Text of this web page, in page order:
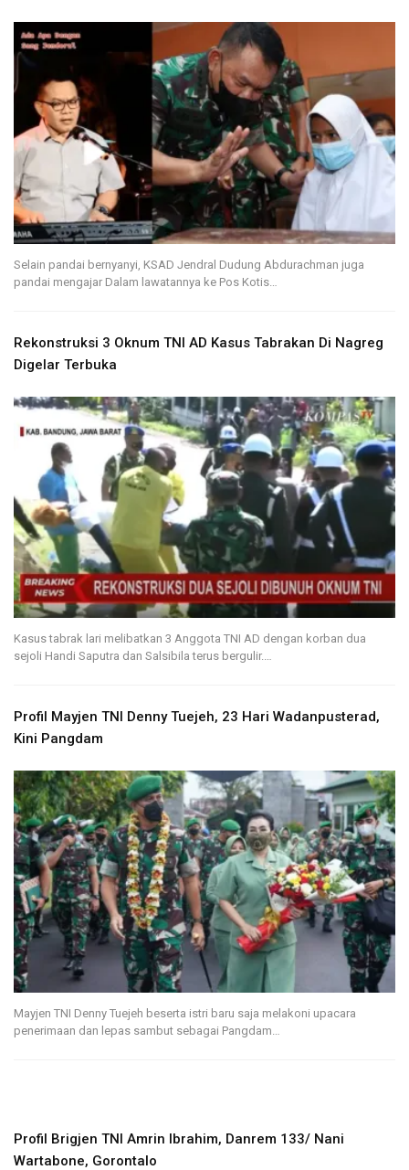
Selain pandai bernyanyi, KSAD Jendral Dudung Abdurachman juga
pandai mengajar Dalam lawatannya ke Pos Kotis…
Rekonstruksi 3 Oknum TNI AD Kasus Tabrakan Di Nagreg
Digelar Terbuka
Kasus tabrak lari melibatkan 3 Anggota TNI AD dengan korban dua
sejoli Handi Saputra dan Salsibila terus bergulir.…
Profil Mayjen TNI Denny Tuejeh, 23 Hari Wadanpusterad,
Kini Pangdam
Mayjen TNI Denny Tuejeh beserta istri baru saja melakoni upacara
penerimaan dan lepas sambut sebagai Pangdam…
Profil Brigjen TNI Amrin Ibrahim, Danrem 133/ Nani
Wartabone, Gorontalo